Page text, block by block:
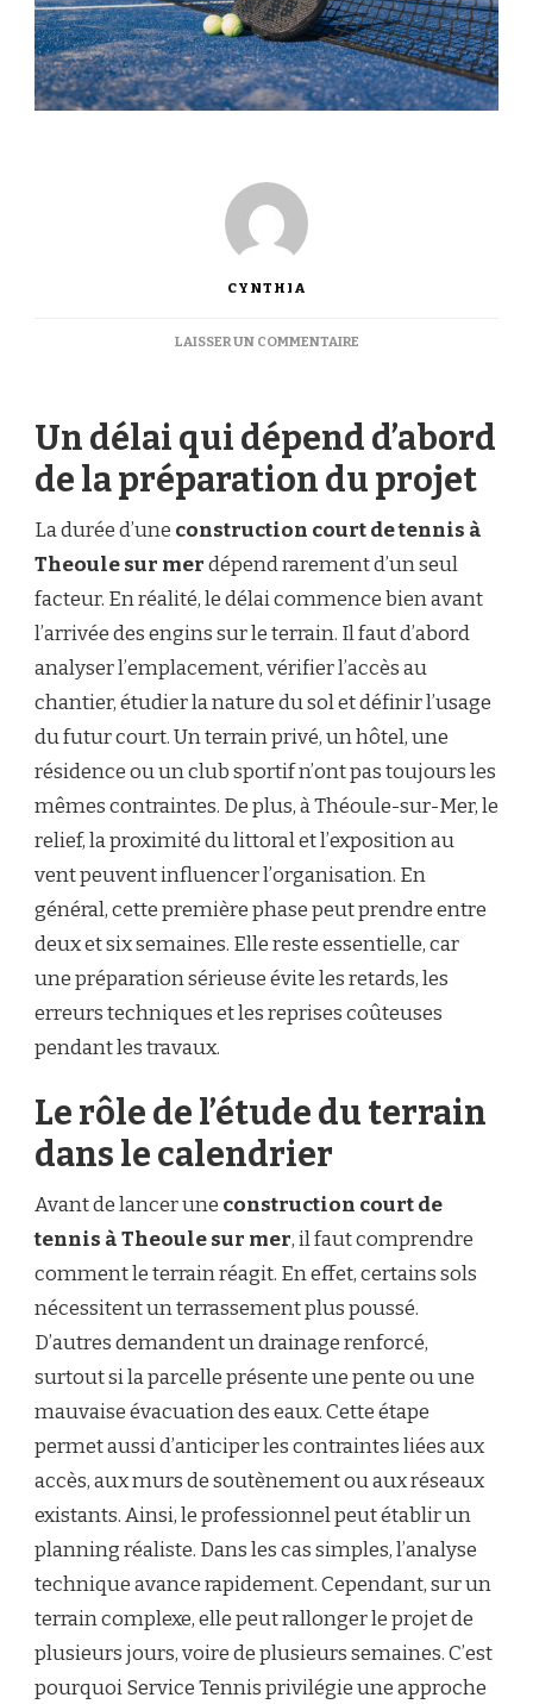
CYNTHIA
LAISSER UN COMMENTAIRESUR
DURE
UNE
CONSTRUCTION
COURT
DE
À
THEOULE
MER
Un délai qui dépend d’abord
de la préparation du projet
La durée d’une construction court de tennis à
Theoule sur merdépend rarement d’un seul
facteur. En réalité, le délai commence bien avant
l’arrivée des engins sur le terrain. Il faut d’abord
analyser l’emplacement, vérifier l’accès au
chantier, étudier la nature du sol et définir l’usage
du futur court. Un terrain privé, un hôtel, une
résidence ou un club sportif n’ont pas toujours les
mêmes contraintes. De plus, à Théoule-sur-Mer, le
relief, la proximité du littoral et l’exposition au
vent peuvent influencer l’organisation. En
général, cette première phase peut prendre entre
deux et six semaines. Elle reste essentielle, car
une préparation sérieuse évite les retards, les
erreurs techniques et les reprises coûteuses
pendant les travaux.
Le rôle de l’étude du terrain
dans le calendrier
Avant de lancer une construction court de
tennis à Theoule sur mer, il faut comprendre
comment le terrain réagit. En effet, certains sols
nécessitent un terrassement plus poussé.
D’autres demandent un drainage renforcé,
surtout si la parcelle présente une pente ou une
mauvaise évacuation des eaux. Cette étape
permet aussi d’anticiper les contraintes liées aux
accès, aux murs de soutènement ou aux réseaux
existants. Ainsi, le professionnel peut établir un
planning réaliste. Dans les cas simples, l’analyse
technique avance rapidement. Cependant, sur un
terrain complexe, elle peut rallonger le projet de
plusieurs jours, voire de plusieurs semaines. C’est
pourquoi Service Tennis privilégie une approche